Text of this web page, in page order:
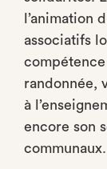
l’animation
associatifs
randonnée,
à
encore son
communaux.